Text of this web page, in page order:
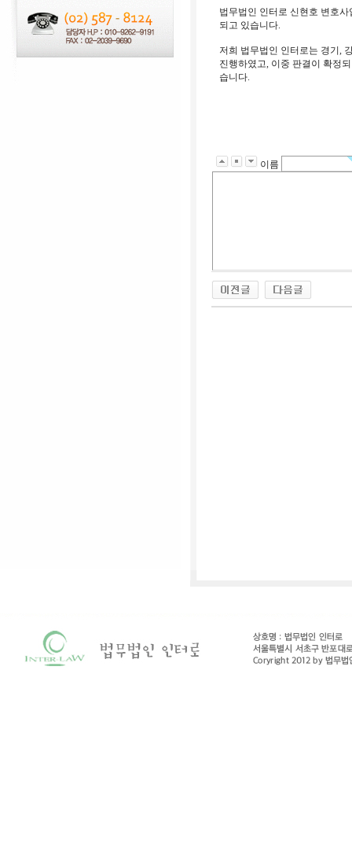
법무법인 인터로 신현호 변호
되고 있습니다.
저희 법무법인 인터로는 경기,
진행하였고, 이중 판결이 확정
습니다.
이름